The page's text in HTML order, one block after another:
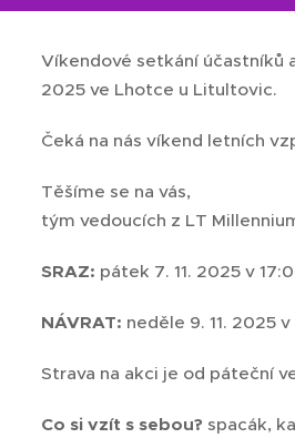
Víkendové setkání účastníků
2025 ve Lhotce u Litultovic.
Čeká na nás víkend letních
Těšíme se na vás,
tým vedoucích z LT
SRAZ: pátek 7. 11. 2025 v
NÁVRAT: neděle 9. 11. 2025
Strava na akci je od páteční
Co si vzít s sebou? spacák,